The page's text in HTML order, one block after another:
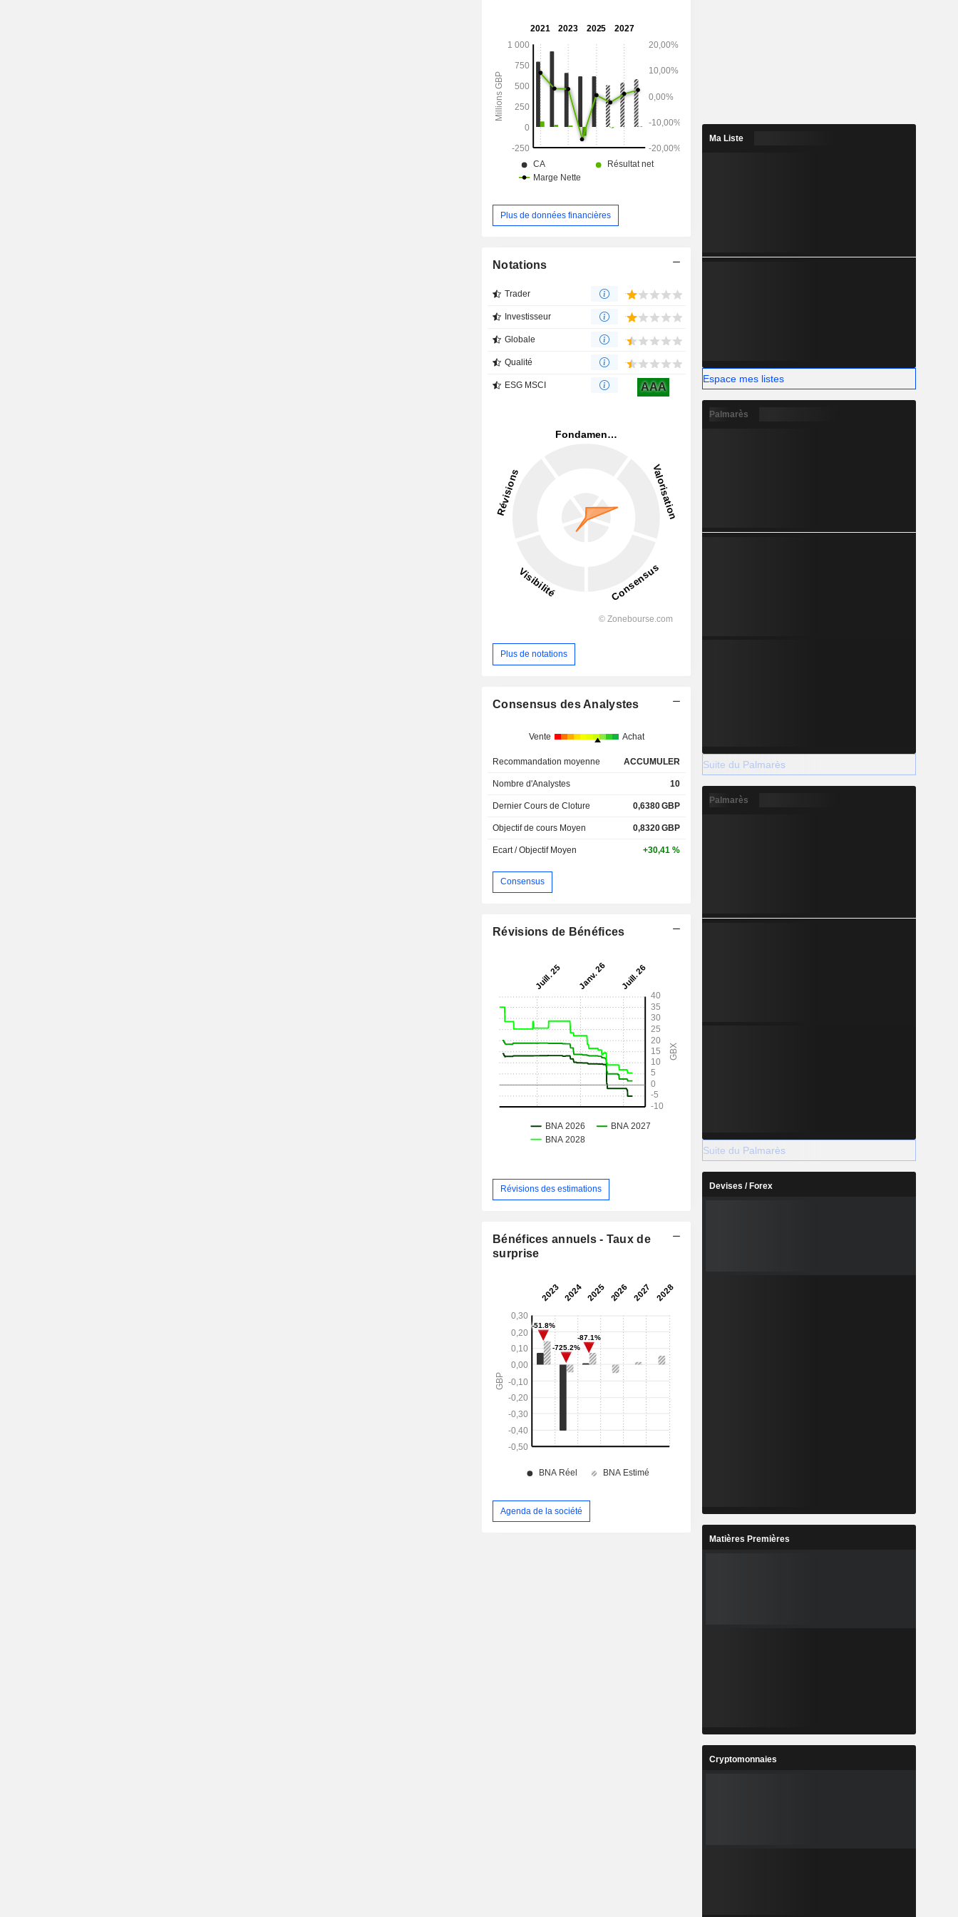
Finance plc, Crest Nicholson (Bath) Holdings
Limited, Crest Nicholson (Peckham) Limited,
Ellis Mews (Park Central) Management Limited,
Harbourside Leisure Management Company
Limited, et d'autres.
Plus de données financières
Notations
Trader
Investisseur
Globale
Qualité
ESG MSCI AAA
Plus de notations
Consensus des Analystes
Vente Achat
Recommandation moyenne ACCUMULER
Nombre d'Analystes 10
Dernier Cours de Cloture 0,6380GBP
Objectif de cours Moyen 0,8320GBP
Ecart / Objectif Moyen +30,41 %
Consensus
Révisions de Bénéfices
Révisions des estimations
Bénéfices annuels - Taux de
surprise
Agenda de la société
Ma Liste
Espace mes listes
Palmarès
Suite du Palmarès
Palmarès
Suite du Palmarès
Devises / Forex
Matières Premières
Cryptomonnaies